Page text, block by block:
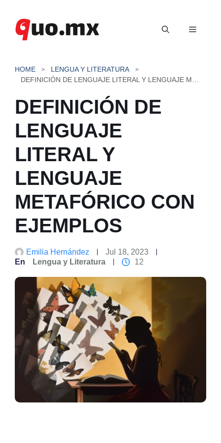
contenido
Menú
HOME
LENGUA Y LITERATURA
DEFINICIÓN DE
LENGUAJE
LITERAL Y
LENGUAJE
METAFÓRICO CON
EJEMPLOS
Emilia Hernández
Jul 18, 2023
En
Lengua y Literatura 12